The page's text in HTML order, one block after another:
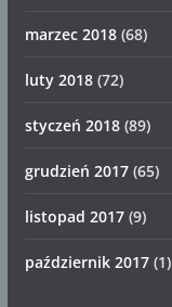
marzec 2018(68)
luty 2018(72)
styczeń 2018(89)
grudzień 2017(65)
listopad 2017(9)
październik 2017(1)